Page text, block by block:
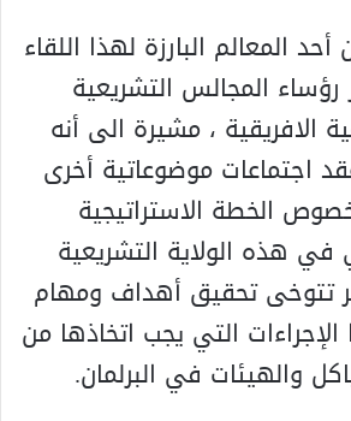
المعالم البارزة لهذا اللقاء
المجالس التشريعية
الافريقية ، مشيرة الى أنه
اجتماعات موضوعاتية أخرى
الخطة الاستراتيجية
في هذه الولاية التشريعية
تتوخى تحقيق أهداف ومهام
التي يجب اتخاذها من
والهيئات في البرلمان.